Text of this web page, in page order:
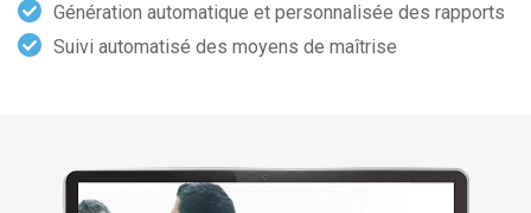
Génération automatique et personnalisée des rapports
Suivi automatisé des moyens de maîtrise